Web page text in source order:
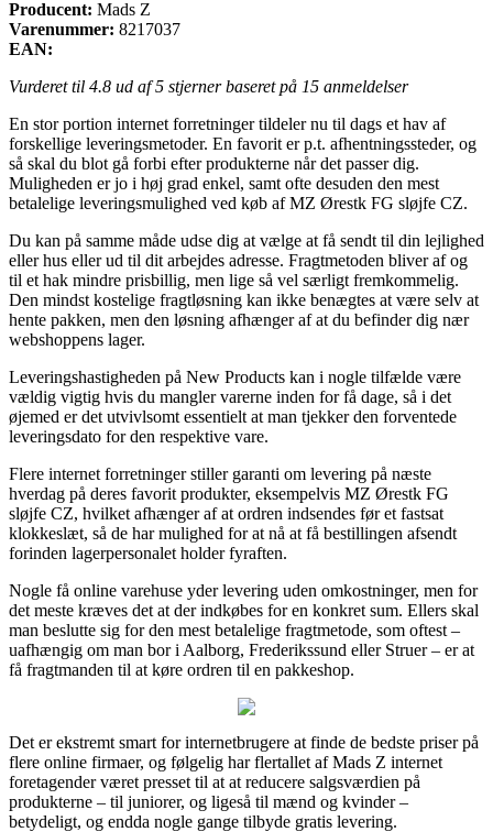
Producent: Mads Z
Varenummer: 8217037
EAN:
Vurderet til 4.8 ud af 5 stjerner baseret på 15 anmeldelser
En stor portion internet forretninger tildeler nu til dags et hav af
forskellige leveringsmetoder. En favorit er p.t. afhentningssteder, og
så skal du blot gå forbi efter produkterne når det passer dig.
Muligheden er jo i høj grad enkel, samt ofte desuden den mest
betalelige leveringsmulighed ved køb af MZ Ørestk FG sløjfe CZ.
Du kan på samme måde udse dig at vælge at få sendt til din lejlighed
eller hus eller ud til dit arbejdes adresse. Fragtmetoden bliver af og
til et hak mindre prisbillig, men lige så vel særligt fremkommelig.
Den mindst kostelige fragtløsning kan ikke benægtes at være selv at
hente pakken, men den løsning afhænger af at du befinder dig nær
webshoppens lager.
Leveringshastigheden på New Products kan i nogle tilfælde være
vældig vigtig hvis du mangler varerne inden for få dage, så i det
øjemed er det utvivlsomt essentielt at man tjekker den forventede
leveringsdato for den respektive vare.
Flere internet forretninger stiller garanti om levering på næste
hverdag på deres favorit produkter, eksempelvis MZ Ørestk FG
sløjfe CZ, hvilket afhænger af at ordren indsendes før et fastsat
klokkeslæt, så de har mulighed for at nå at få bestillingen afsendt
forinden lagerpersonalet holder fyraften.
Nogle få online varehuse yder levering uden omkostninger, men for
det meste kræves det at der indkøbes for en konkret sum. Ellers skal
man beslutte sig for den mest betalelige fragtmetode, som oftest –
uafhængig om man bor i Aalborg, Frederikssund eller Struer – er at
få fragtmanden til at køre ordren til en pakkeshop.
Det er ekstremt smart for internetbrugere at finde de bedste priser på
flere online firmaer, og følgelig har flertallet af Mads Z internet
foretagender været presset til at at reducere salgsværdien på
produkterne – til juniorer, og ligeså til mænd og kvinder –
betydeligt, og endda nogle gange tilbyde gratis levering.